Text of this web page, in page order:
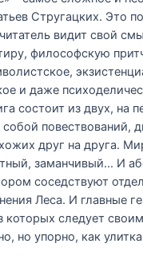
Стругацких. Это
видит свой
философскую
и даже
состоит из двух, на
повествований,
друг на друга.
заманчивый… И
соседствуют
Леса. И главные
следует
но упорно, как